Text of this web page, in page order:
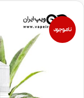
ناموجود